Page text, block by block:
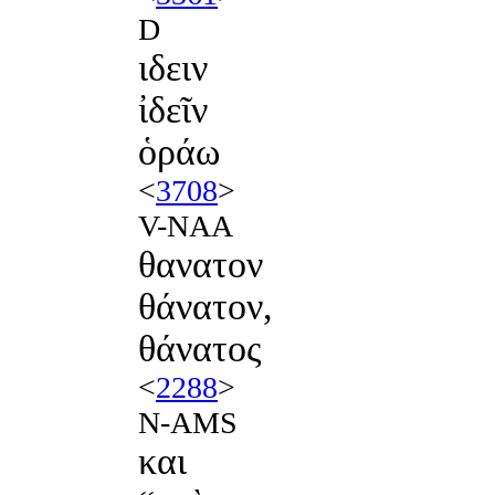
D
ιδειν
ἰδεῖν
ὁράω
<3708>
V-NAA
θανατον
θάνατον,
θάνατος
<2288>
N-AMS
και